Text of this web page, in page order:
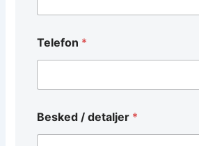
m
a
l
m
a
i
Telefon *
Besked / detaljer *